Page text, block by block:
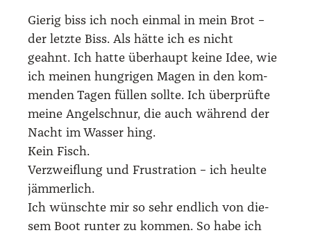
Gie­rig biss ich noch ein­mal in mein Brot –
der letz­te Biss. Als hät­te ich es nicht
geahnt. Ich hat­te über­haupt kei­ne Idee, wie
ich mei­nen hung­ri­gen Magen in den kom­
men­den Tagen fül­len soll­te. Ich über­prüf­te
mei­ne Angel­schnur, die auch wäh­rend der
Nacht im Was­ser hing.
Kein Fisch.
Ver­zweif­lung und Frus­tra­ti­on – ich heul­te
jäm­mer­lich.
Ich wünsch­te mir so sehr end­lich von die­
sem Boot run­ter zu kom­men. So habe ich